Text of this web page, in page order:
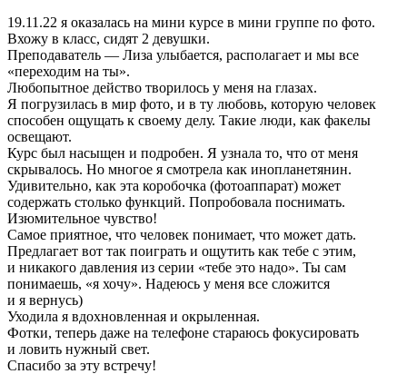
19.11.22 я оказалась на мини курсе в мини группе по фото.
Вхожу в класс, сидят 2 девушки.
Преподаватель — Лиза улыбается, располагает и мы все
«переходим на ты».
Любопытное действо творилось у меня на глазах.
Я погрузилась в мир фото, и в ту любовь, которую человек
способен ощущать к своему делу. Такие люди, как факелы
освещают.
Курс был насыщен и подробен. Я узнала то, что от меня
скрывалось. Но многое я смотрела как инопланетянин.
Удивительно, как эта коробочка (фотоаппарат) может
содержать столько функций. Попробовала поснимать.
Изюмительное чувство!
Самое приятное, что человек понимает, что может дать.
Предлагает вот так поиграть и ощутить как тебе с этим,
и никакого давления из серии «тебе это надо». Ты сам
понимаешь, «я хочу». Надеюсь у меня все сложится
и я вернусь)
Уходила я вдохновленная и окрыленная.
Фотки, теперь даже на телефоне стараюсь фокусировать
и ловить нужный свет.
Спасибо за эту встречу!